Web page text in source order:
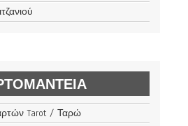
Tarot / Ταρώ